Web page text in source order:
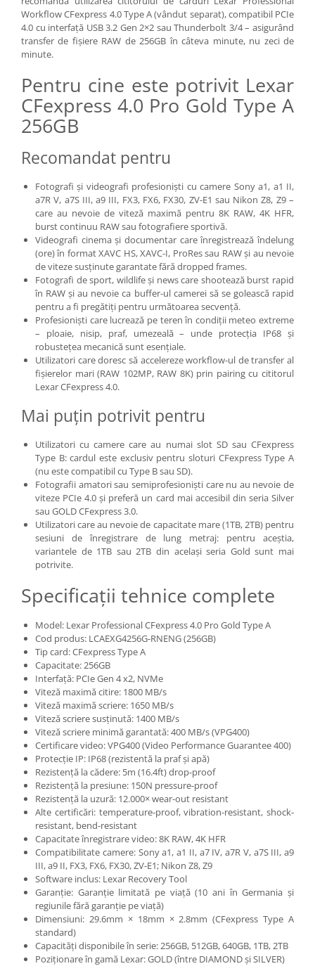
Blitz-uri studio
Blitz-uri mobile, cu acumulatori
Softbox-uri
Lampi lumina continua
Stative/boom-uri pentru lumini
Cleme blitz fasung lumina, spigoti
Fundaluri
Suporti pentru fundaluri
Blende
Umbrele
Corturi si mese pt. fotografia de
produs
Declansatoare Radio si Infrarosu
Huse si genti pentru studio
Becuri si lampa blitz studio
Suruburi si piulite, adaptoare de
trecere
Calibrare expunere
Cartuse si cerneluri
Imprimante
Scannere Documente
Hartie foto
Filme foto si scanere film
Materiale foto alb-negru
Aparate foto unica folosinta
Filme instant FUJI INSTAX
Chimicale developare film alb-
negru
diapozitive 35mm color
diapozitive late 120mm color
negative 35mm alb-negru
negative 35mm color
negative late 120mm alb-negru
negative late 120mm color
Scanere Film
Binocluri, Lupe si Telescoape
Binocluri
Lunete
Accesorii pentru Lunete si
Telescoape
Aparate de colectie
Aparate foto de colectie reflex,
format 24x36mm
Aparate foto de colectie, cu burduf
Aparate foto de colectie , cu vizare
Workflow CFexpress 4.0 Type A (vândut separat), compatibil PCIe
4.0 cu interfață USB 3.2 Gen 2×2 sau Thunderbolt 3/4 – asigurând
transfer de fișiere RAW de 256GB în câteva minute, nu zeci de
minute.
Pentru cine este potrivit Lexar
CFexpress 4.0 Pro Gold Type A
256GB
Recomandat pentru
Fotografi și videografi profesioniști cu camere Sony a1, a1 II,
a7R V, a7S III, a9 III, FX3, FX6, FX30, ZV-E1 sau Nikon Z8, Z9 –
care au nevoie de viteză maximă pentru 8K RAW, 4K HFR,
burst continuu RAW sau fotografiere sportivă.
Videografi cinema și documentar care înregistrează îndelung
(ore) în format XAVC HS, XAVC-I, ProRes sau RAW și au nevoie
de viteze susținute garantate fără dropped frames.
Fotografi de sport, wildlife și news care shootează burst rapid
în RAW și au nevoie ca buffer-ul camerei să se golească rapid
pentru a fi pregătiți pentru următoarea secvență.
Profesioniști care lucrează pe teren în condiții meteo extreme
– ploaie, nisip, praf, umezeală – unde protecția IP68 și
robustețea mecanică sunt esențiale.
Utilizatori care doresc să accelereze workflow-ul de transfer al
fișierelor mari (RAW 102MP, RAW 8K) prin pairing cu cititorul
Lexar CFexpress 4.0.
Mai puțin potrivit pentru
Utilizatori cu camere care au numai slot SD sau CFexpress
Type B: cardul este exclusiv pentru sloturi CFexpress Type A
(nu este compatibil cu Type B sau SD).
Fotografii amatori sau semiprofesioniști care nu au nevoie de
viteze PCIe 4.0 și preferă un card mai accesibil din seria Silver
sau GOLD CFexpress 3.0.
Utilizatori care au nevoie de capacitate mare (1TB, 2TB) pentru
sesiuni de înregistrare de lung metraj: pentru aceștia,
variantele de 1TB sau 2TB din același seria Gold sunt mai
potrivite.
Specificații tehnice complete
Model: Lexar Professional CFexpress 4.0 Pro Gold Type A
Cod produs: LCAEXG4256G-RNENG (256GB)
Tip card: CFexpress Type A
Capacitate: 256GB
Interfață: PCIe Gen 4 x2, NVMe
Viteză maximă citire: 1800 MB/s
Viteză maximă scriere: 1650 MB/s
Viteză scriere susținută: 1400 MB/s
Viteză scriere minimă garantată: 400 MB/s (VPG400)
Certificare video: VPG400 (Video Performance Guarantee 400)
Protecție IP: IP68 (rezistentă la praf și apă)
Rezistență la cădere: 5m (16.4ft) drop-proof
Rezistență la presiune: 150N pressure-proof
Rezistență la uzură: 12.000× wear-out resistant
Alte certificări: temperature-proof, vibration-resistant, shock-
resistant, bend-resistant
Capacitate înregistrare video: 8K RAW, 4K HFR
Compatibilitate camere: Sony a1, a1 II, a7 IV, a7R V, a7S III, a9
III, a9 II, FX3, FX6, FX30, ZV-E1; Nikon Z8, Z9
Software inclus: Lexar Recovery Tool
Garanție: Garanție limitată pe viață (10 ani în Germania și
regiunile fără garanție pe viață)
Dimensiuni: 29.6mm × 18mm × 2.8mm (CFexpress Type A
standard)
Capacități disponibile în serie: 256GB, 512GB, 640GB, 1TB, 2TB
Poziționare în gamă Lexar: GOLD (între DIAMOND și SILVER)